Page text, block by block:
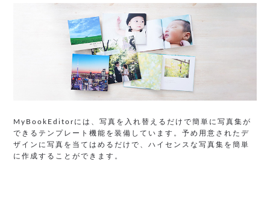
MyBookEditorには、写真を入れ替えるだけで簡単に写真集が
できるテンプレート機能を装備しています。予め用意されたデ
ザインに写真を当てはめるだけで、ハイセンスな写真集を簡単
に作成することができます。